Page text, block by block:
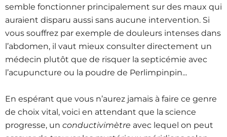
semble fonctionner principalement sur des maux qui
auraient disparu aussi sans aucune intervention. Si
vous souffrez par exemple de douleurs intenses dans
l’abdomen, il vaut mieux consulter directement un
médecin plutôt que de risquer la septicémie avec
l’acupuncture ou la poudre de Perlimpinpin...
En espérant que vous n’aurez jamais à faire ce genre
de choix vital, voici en attendant que la science
progresse, un conductivimètre avec lequel on peut